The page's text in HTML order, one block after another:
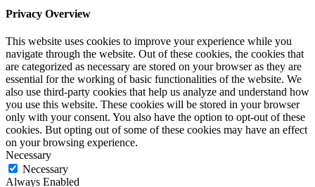
Privacy Overview
This website uses cookies to improve your experience while you
navigate through the website. Out of these cookies, the cookies that
are categorized as necessary are stored on your browser as they are
essential for the working of basic functionalities of the website. We
also use third-party cookies that help us analyze and understand how
you use this website. These cookies will be stored in your browser
only with your consent. You also have the option to opt-out of these
cookies. But opting out of some of these cookies may have an effect
on your browsing experience.
Necessary
Necessary
Always Enabled